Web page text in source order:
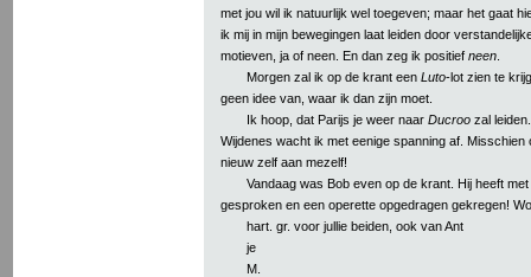
met jou wil ik natuurlijk wel toegeven; maar het gaat
ik mij in mijn bewegingen laat leiden door
motieven, ja of neen. En dan zeg ik positief neen
Morgen zal ik op de krant een Luto-lot zien te
geen idee van, waar ik dan zijn moet.
Ik hoop, dat Parijs je weer naar Ducroo zal
Wijdenes wacht ik met eenige spanning af. Misschien
nieuw zelf aan mezelf!
Vandaag was Bob even op de krant. Hij heeft
gesproken en een operette opgedragen gekregen!
hart. gr. voor jullie beiden, ook van Ant
je
M.